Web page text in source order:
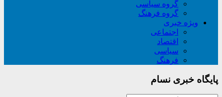
گروه سیاسی
گروه فرهنگ
ویژه خبری
اجتماعی
اقتصاد
سیاسی
فرهنگ
پایگاه خبری نسام